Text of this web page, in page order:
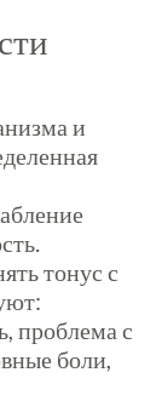
и
тонус с
проблема с
боли,